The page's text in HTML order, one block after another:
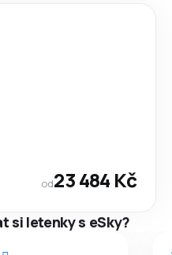
od23 484 Kč
si letenky s eSky?